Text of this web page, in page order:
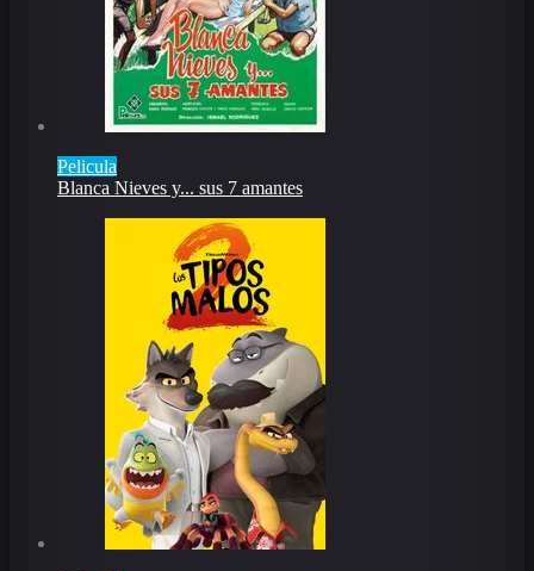
Pelicula
Blanca Nieves y... sus 7 amantes